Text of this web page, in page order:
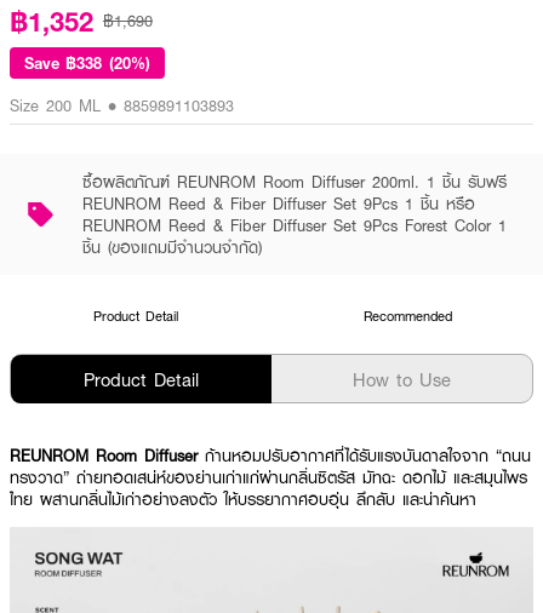
฿1,352 ฿1,690
Save ฿338 (20%)
Size 200 ML • 8859891103893
ซื้อผลิตภัณฑ์ REUNROM Room Diffuser 200ml. 1 ชิ้น รับฟรี
REUNROM Reed & Fiber Diffuser Set 9Pcs 1 ชิ้น หรือ
REUNROM Reed & Fiber Diffuser Set 9Pcs Forest Color 1
ชิ้น (ของแถมมีจำนวนจำกัด)
Product Detail Recommended
Product Detail How to Use
REUNROM Room Diffuser ก้านหอมปรับอากาศที่ได้รับแรงบันดาลใจจาก “ถนน
ทรงวาด” ถ่ายทอดเสน่ห์ของย่านเก่าแก่ผ่านกลิ่นซิตรัส มัทฉะ ดอกไม้ และสมุนไพร
ไทย ผสานกลิ่นไม้เก่าอย่างลงตัว ให้บรรยากาศอบอุ่น ลึกลับ และน่าค้นหา